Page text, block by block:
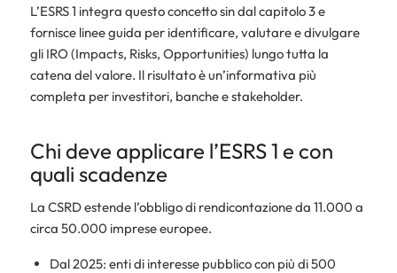
L’ESRS 1 integra questo concetto sin dal capitolo 3 e
fornisce linee guida per identificare, valutare e divulgare
gli IRO(Impacts, Risks, Opportunities) lungo tutta la
catena del valore. Il risultato è un’informativa più
completa per investitori, banche e stakeholder.
Chi deve applicare l’ESRS 1 e con
quali scadenze
La CSRD estende l’obbligo di rendicontazione da 11.000 a
circa 50.000 imprese europee.
Dal 2025: enti di interesse pubblico con più di 500